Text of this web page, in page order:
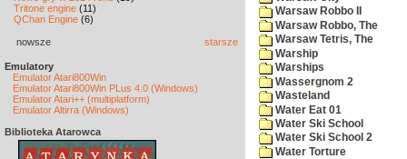
Tritone engine (11)
QChan Engine (6)
nowsze starsze
Emulatory
Emulator Atari800Win
Emulator Atari800Win PLus 4.0 (Windows)
Emulator Atari++ (multiplatform)
Emulator Altirra (Windows)
Biblioteka Atarowca
Warsaw Robbo II
Warsaw Robbo, The
Warsaw Tetris, The
Warship
Warships
Wassergnom 2
Wasteland
Water Eat 01
Water Ski School
Water Ski School 2
Water Torture